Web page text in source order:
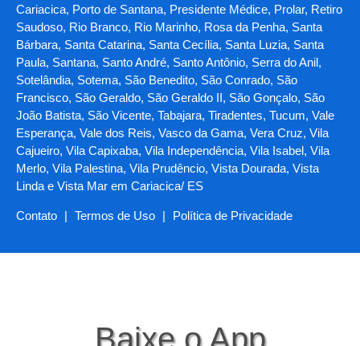
Cariacica, Porto de Santana, Presidente Médice, Prolar, Retiro
Saudoso, Rio Branco, Rio Marinho, Rosa da Penha, Santa
Bárbara, Santa Catarina, Santa Cecília, Santa Luzia, Santa
Paula, Santana, Santo André, Santo Antônio, Serra do Anil,
Sotelândia, Sotema, São Benedito, São Conrado, São
Francisco, São Geraldo, São Geraldo II, São Gonçalo, São
João Batista, São Vicente, Tabajara, Tiradentes, Tucum, Vale
Esperança, Vale dos Reis, Vasco da Gama, Vera Cruz, Vila
Cajueiro, Vila Capixaba, Vila Independência, Vila Isabel, Vila
Merlo, Vila Palestina, Vila Prudêncio, Vista Dourada, Vista
Linda e Vista Mar em Cariacica/ ES
Contato | Termos de Uso | Política de Privacidade